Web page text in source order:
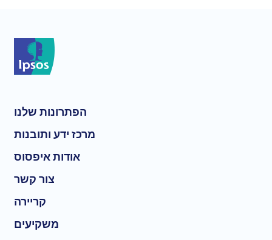
הפתרונות שלנו
מרכז ידע ותובנות
אודות איפסוס
צור קשר
קריירה
משקיעים